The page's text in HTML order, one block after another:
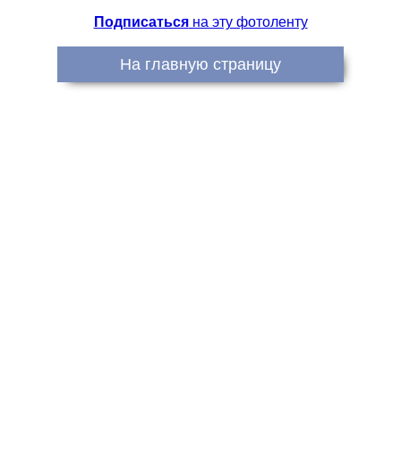
Подписатьсяна эту фотоленту
На главную страницу